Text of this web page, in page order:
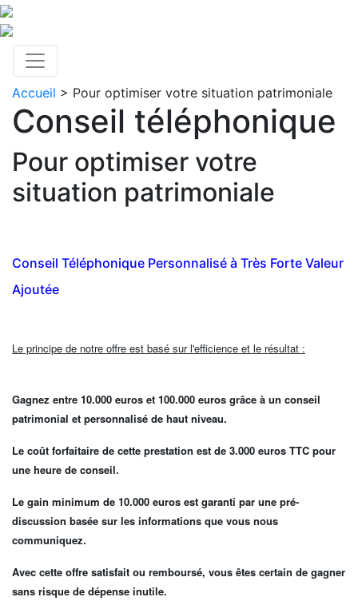
Accueil > Pour optimiser votre situation patrimoniale
Conseil téléphonique
Pour optimiser votre
situation patrimoniale
Conseil Téléphonique Personnalisé à Très Forte Valeur
Ajoutée
Le principe de notre offre est basé sur l'efficience et le résultat :
Gagnez entre 10.000 euros et 100.000 euros grâce à un conseil
patrimonial et personnalisé de haut niveau.
Le coût forfaitaire de cette prestation est de 3.000 euros TTC pour
une heure de conseil.
Le gain minimum de 10.000 euros est garanti par une pré-
discussion basée sur les informations que vous nous
communiquez.
Avec cette offre satisfait ou remboursé, vous êtes certain de gagner
sans risque de dépense inutile.